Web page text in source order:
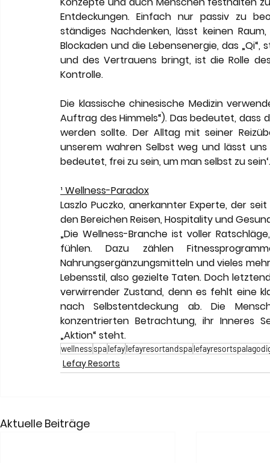
Entdeckungen. Einfach nur passiv zu
ständiges Nachdenken, lässt keinen
Blockaden und die Lebensenergie, das
und des Vertrauens bringt, ist die Rolle
Kontrolle.
Die klassische chinesische Medizin
Auftrag des Himmels“). Das bedeutet, dass
werden sollte. Der Alltag mit seiner
unserem wahren Selbst weg und lässt uns
bedeutet, frei zu sein, um man selbst zu sein‘.
¹ Wellness-Paradox
Laszlo Puczko, anerkannter Experte, der
den Bereichen Reisen, Hospitality und
„Die Wellness-Branche ist voller
fühlen. Dazu zählen
Nahrungsergänzungsmitteln und vieles
Lebensstil, also gezielte Taten. Doch
verwirrender Zustand, denn es fehlt eine
nach Selbstentdeckung ab. Die
konzentrierten Betrachtung, ihr Inneres
„Aktion“ steht.
wellnessspalefaylefayresortandspa
Lefay Resorts
Aktuelle Beiträge